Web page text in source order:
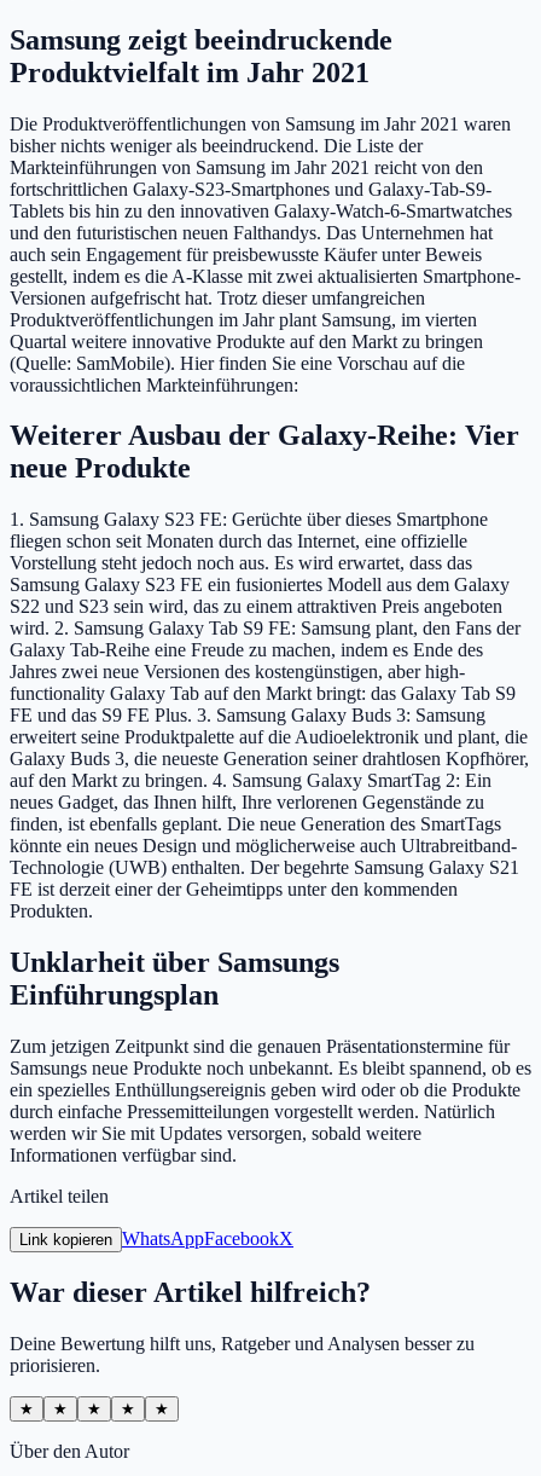
Samsung zeigt beeindruckende
Produktvielfalt im Jahr 2021
Die Produktveröffentlichungen von Samsung im Jahr 2021 waren
bisher nichts weniger als beeindruckend. Die Liste der
Markteinführungen von Samsung im Jahr 2021 reicht von den
fortschrittlichen Galaxy-S23-Smartphones und Galaxy-Tab-S9-
Tablets bis hin zu den innovativen Galaxy-Watch-6-Smartwatches
und den futuristischen neuen Falthandys. Das Unternehmen hat
auch sein Engagement für preisbewusste Käufer unter Beweis
gestellt, indem es die A-Klasse mit zwei aktualisierten Smartphone-
Versionen aufgefrischt hat. Trotz dieser umfangreichen
Produktveröffentlichungen im Jahr plant Samsung, im vierten
Quartal weitere innovative Produkte auf den Markt zu bringen
(Quelle: SamMobile). Hier finden Sie eine Vorschau auf die
voraussichtlichen Markteinführungen:
Weiterer Ausbau der Galaxy-Reihe: Vier
neue Produkte
1. Samsung Galaxy S23 FE: Gerüchte über dieses Smartphone
fliegen schon seit Monaten durch das Internet, eine offizielle
Vorstellung steht jedoch noch aus. Es wird erwartet, dass das
Samsung Galaxy S23 FE ein fusioniertes Modell aus dem Galaxy
S22 und S23 sein wird, das zu einem attraktiven Preis angeboten
wird. 2. Samsung Galaxy Tab S9 FE: Samsung plant, den Fans der
Galaxy Tab-Reihe eine Freude zu machen, indem es Ende des
Jahres zwei neue Versionen des kostengünstigen, aber high-
functionality Galaxy Tab auf den Markt bringt: das Galaxy Tab S9
FE und das S9 FE Plus. 3. Samsung Galaxy Buds 3: Samsung
erweitert seine Produktpalette auf die Audioelektronik und plant, die
Galaxy Buds 3, die neueste Generation seiner drahtlosen Kopfhörer,
auf den Markt zu bringen. 4. Samsung Galaxy SmartTag 2: Ein
neues Gadget, das Ihnen hilft, Ihre verlorenen Gegenstände zu
finden, ist ebenfalls geplant. Die neue Generation des SmartTags
könnte ein neues Design und möglicherweise auch Ultrabreitband-
Technologie (UWB) enthalten. Der begehrte Samsung Galaxy S21
FE ist derzeit einer der Geheimtipps unter den kommenden
Produkten.
Unklarheit über Samsungs
Einführungsplan
Zum jetzigen Zeitpunkt sind die genauen Präsentationstermine für
Samsungs neue Produkte noch unbekannt. Es bleibt spannend, ob es
ein spezielles Enthüllungsereignis geben wird oder ob die Produkte
durch einfache Pressemitteilungen vorgestellt werden. Natürlich
werden wir Sie mit Updates versorgen, sobald weitere
Informationen verfügbar sind.
Artikel teilen
Link kopieren WhatsAppFacebookX
War dieser Artikel hilfreich?
Deine Bewertung hilft uns, Ratgeber und Analysen besser zu
priorisieren.
★ ★ ★ ★ ★
Über den Autor